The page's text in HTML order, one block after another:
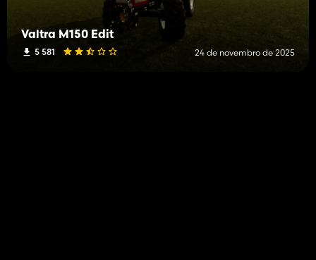
Valtra M150 Edit
5 581 24 de novembro de 2025